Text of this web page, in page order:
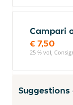
Campari
€ 7,50
25 % vol,
Suggestions